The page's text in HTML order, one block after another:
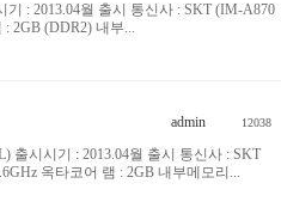
기 : 2013.04월 출시 통신사 : SKT (IM-A870
: 2GB (DDR2) 내부...
admin
12038
출시시기 : 2013.04월 출시 통신사 : SKT
옥타코어 램 : 2GB 내부메모리...